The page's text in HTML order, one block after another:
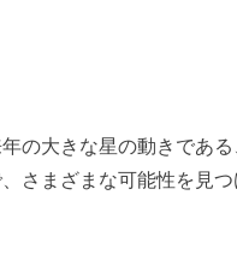
の大きな星の動きであ
さまざまな可能性を見つ